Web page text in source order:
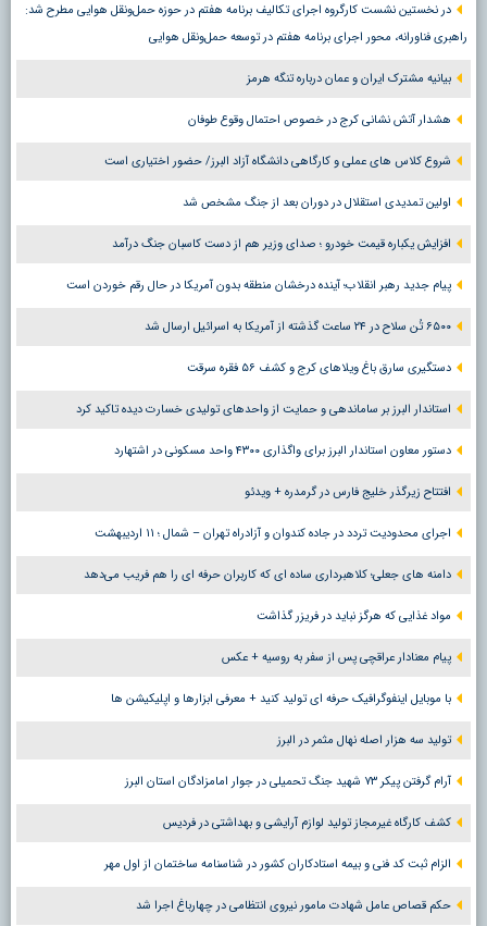
در نخستین نشست کارگروه اجرای تکالیف برنامه هفتم در حوزه حمل‌ونقل هوایی مطرح شد:
راهبری فناورانه، محور اجرای برنامه هفتم در توسعه حمل‌ونقل هوایی
بیانیه مشترک ایران و عمان درباره تنگه هرمز
هشدار آتش نشانی کرج در خصوص احتمال وقوع طوفان
شروع کلاس های عملی و کارگاهی دانشگاه آزاد البرز/ حضور اختیاری است
اولین تمدیدی استقلال در دوران بعد از جنگ مشخص شد
افزایش یکباره قیمت خودرو ؛ صدای وزیر هم از دست کاسبان جنگ درآمد
پیام جدید رهبر انقلاب؛ آینده درخشان منطقه بدون آمریکا در حال رقم خوردن است
۶۵۰۰ تُن سلاح در ۲۴ ساعت گذشته از آمریکا به اسرائیل ارسال شد
دستگیری سارق باغ ویلاهای کرج و کشف ۵۶ فقره سرقت
استاندار البرز بر ساماندهی و حمایت از واحدهای تولیدی خسارت دیده تاکید کرد
دستور معاون استاندار البرز برای واگذاری ۴۳۰۰ واحد مسکونی در اشتهارد
افتتاح زیرگذر خلیج فارس در گرمدره + ویدئو
اجرای محدودیت تردد در جاده کندوان و آزادراه تهران – شمال ؛ ١١ اردیبهشت
دامنه های جعلی؛ کلاهبرداری ساده ای که کاربران حرفه ای را هم فریب می‌دهد
مواد غذایی که هرگز نباید در فریزر گذاشت
پیام معنادار عراقچی پس از سفر به روسیه + عکس
با موبایل اینفوگرافیک حرفه ای تولید کنید + معرفی ابزارها و اپلیکیشن ها
تولید سه هزار اصله نهال مثمر در البرز
آرام گرفتن پیکر ۷۳ شهید جنگ تحمیلی در جوار امامزادگان استان البرز
کشف کارگاه غیرمجاز تولید لوازم آرایشی و بهداشتی در فردیس
الزام ثبت کد فنی و بیمه استادکاران کشور در شناسنامه ساختمان از اول مهر
حکم قصاص عامل شهادت مامور نیروی انتظامی در چهارباغ اجرا شد